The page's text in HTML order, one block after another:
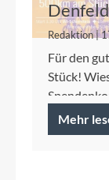
2026
Frankfurt
Redaktion |
Für den
Stück!
Mehr